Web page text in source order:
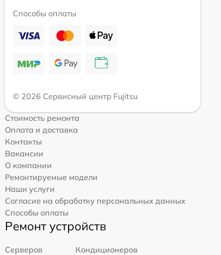
Способы оплаты
© 2026 Сервисный центр Fujitsu
Стоимость ремонта
Оплата и доставка
Контакты
Вакансии
О компании
Ремонтируемые модели
Наши услуги
Согласие на обработку персональных данных
Способы оплаты
Ремонт устройств
Серверов
Кондиционеров